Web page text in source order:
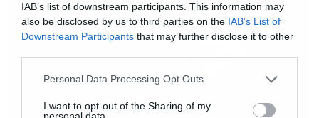
IAB’s list of downstream participants. This information may
also be disclosed by us to third parties on the IAB’s List of
Downstream Participants that may further disclose it to other
Please note that this website/app uses one or more Google
not limited to your visit or usage behaviour. You may click to
Personal Data Processing Opt Outs
I want to opt-out of the Sharing of my
personal data.